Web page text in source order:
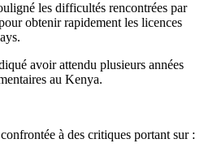
les difficultés rencontrées par
obtenir rapidement les licences
avoir attendu plusieurs années
au Kenya.
à des critiques portant sur :